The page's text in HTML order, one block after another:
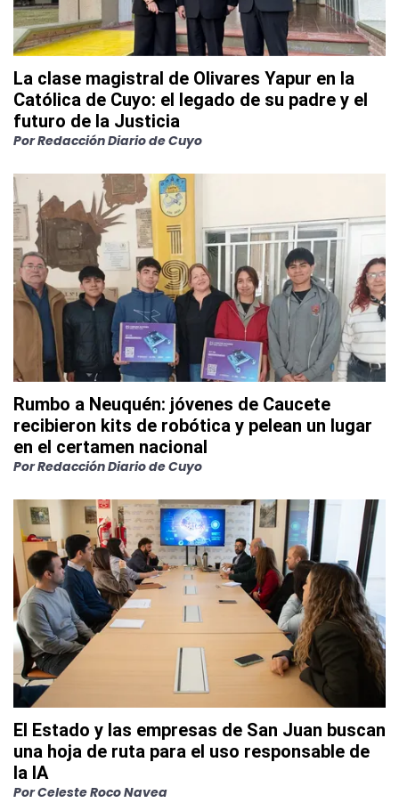
La clase magistral de Olivares Yapur en la
Católica de Cuyo: el legado de su padre y el
futuro de la Justicia
PorRedacción Diario de Cuyo
Rumbo a Neuquén: jóvenes de Caucete
recibieron kits de robótica y pelean un lugar
en el certamen nacional
PorRedacción Diario de Cuyo
El Estado y las empresas de San Juan buscan
una hoja de ruta para el uso responsable de
la IA
PorCeleste Roco Navea